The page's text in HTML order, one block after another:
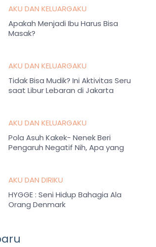
AKU DAN KELUARGAKU
Apakah Menjadi Ibu Harus Bisa
Masak?
AKU DAN KELUARGAKU
Tidak Bisa Mudik? Ini Aktivitas Seru
saat Libur Lebaran di Jakarta
AKU DAN KELUARGAKU
Pola Asuh Kakek- Nenek Beri
Pengaruh Negatif Nih, Apa yang
AKU DAN DIRIKU
HYGGE : Seni Hidup Bahagia Ala
Orang Denmark